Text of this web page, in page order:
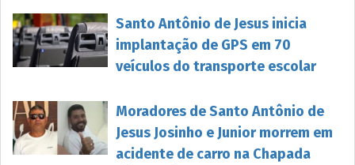
Santo Antônio de Jesus inicia
implantação de GPS em 70
veículos do transporte escolar
Moradores de Santo Antônio de
Jesus Josinho e Junior morrem em
acidente de carro na Chapada